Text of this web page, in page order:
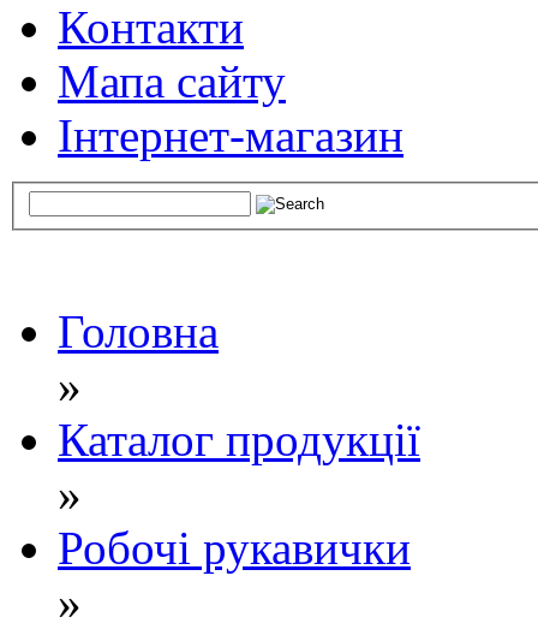
Контакти
Мапа сайту
Інтернет-магазин
Головна
»
Каталог продукції
»
Робочі рукавички
»